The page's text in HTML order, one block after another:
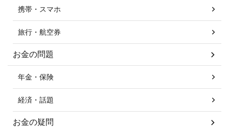
携帯・スマホ
旅行・航空券
お金の問題
年金・保険
経済・話題
お金の疑問